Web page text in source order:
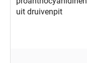
uit druivenpit